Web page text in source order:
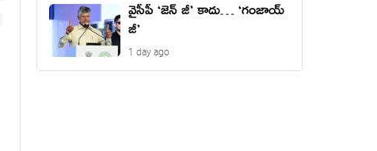
వైసీపీ ‘జెన్ జీ’ కాదు… ‘గంజాయ్
జీ’
1 day ago